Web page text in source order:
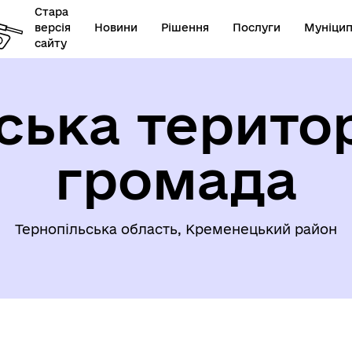
Стара
версія
сайту
Новини Рішення Послуги
Державна служба України у
справах дітей
громада
Тернопільська область, Кременецький район